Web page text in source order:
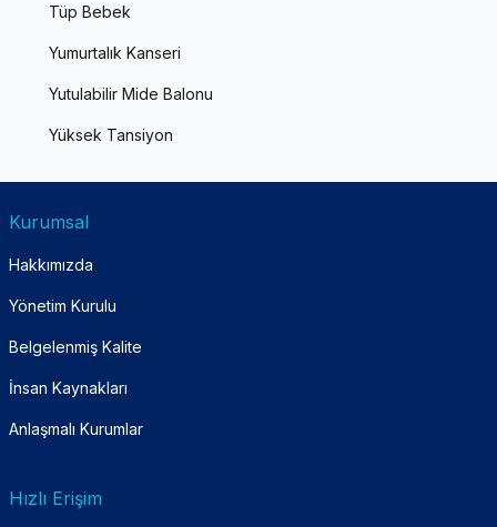
Tüp Bebek
Yumurtalık Kanseri
Yutulabilir Mide Balonu
Yüksek Tansiyon
Kurumsal
Hakkımızda
Yönetim Kurulu
Belgelenmiş Kalite
İnsan Kaynakları
Anlaşmalı Kurumlar
Hızlı Erişim